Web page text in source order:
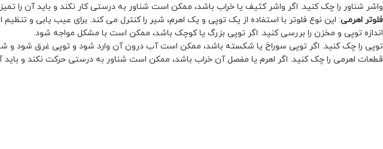
واشر شناور را چک کنید. اگر واشر کثیف یا خراب باشد، ممکن است شناور به درستی کار نکند و باید آن را
فلوتر اهرمی: این نوع فلوتر با استفاده از یک توپی و یک اهرم، شیر را کنترل می کند. برای عیب یابی و تنظیم
اندازه توپی و مخزن را بررسی کنید. اگر توپی بزرگ یا کوچک باشد، ممکن است با مشکل مواجه شود.
توپی را چک کنید. اگر توپی سوراخ یا شکسته باشد، ممکن است آب درون آن وارد شود و توپی غرق شود و
قطعات اهرمی را چک کنید. اگر اهرم یا مفصل آن خراب باشد، ممکن است شناور به درستی حرکت نکند و باید